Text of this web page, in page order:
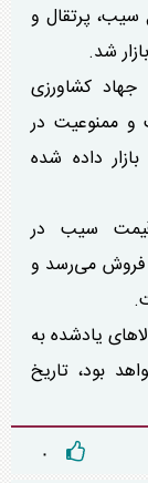
سیب، پرتقال و
شد.
کشاورزی
و ممنوعیت در
داده شده
سیب در
تهران کیلویی حدود ۶۰ به فروش می‌رسد و
یادشده به
بود، تاریخ
۰